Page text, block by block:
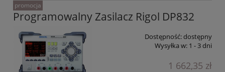
Programowalny Zasilacz Rigol DP832
Dostępność:dostępny
Wysyłka w: 1 - 3 dni
1 662,35 zł
promocja